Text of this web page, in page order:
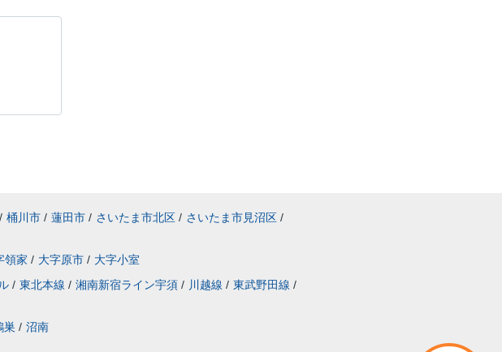
/ 桶川市 / 蓮田市 / さいたま市北区 / さいたま市見沼区 /
領家 / 大字原市 / 大字小室
/ 東北本線 / 湘南新宿ライン宇須 / 川越線 / 東武野田線 /
巣 / 沼南